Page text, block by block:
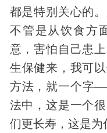
都是特别关心的
不管是从饮食方
意，害怕自己患
生保健来，我可
方法，就一个字
法中，这是一个
们更长寿，这是为